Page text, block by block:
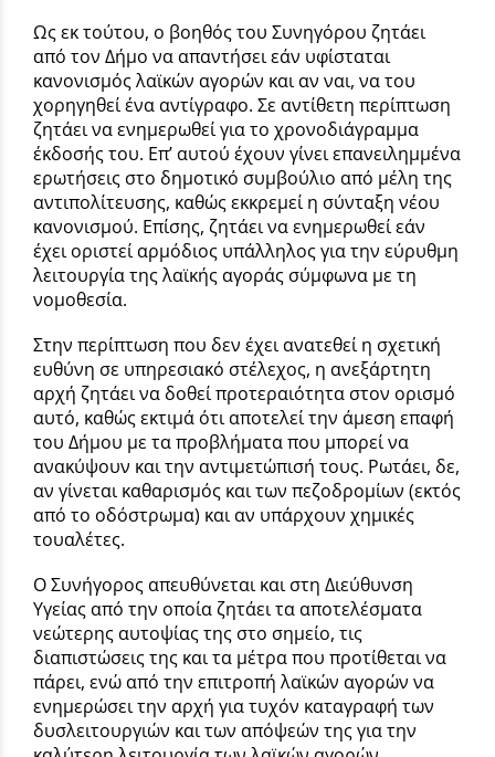
Ως εκ τούτου, ο βοηθός του Συνηγόρου ζητάει
από τον Δήμο να απαντήσει εάν υφίσταται
κανονισμός λαϊκών αγορών και αν ναι, να του
χορηγηθεί ένα αντίγραφο. Σε αντίθετη περίπτωση
ζητάει να ενημερωθεί για το χρονοδιάγραμμα
έκδοσής του. Επ’ αυτού έχουν γίνει επανειλημμένα
ερωτήσεις στο δημοτικό συμβούλιο από μέλη της
αντιπολίτευσης, καθώς εκκρεμεί η σύνταξη νέου
κανονισμού. Επίσης, ζητάει να ενημερωθεί εάν
έχει οριστεί αρμόδιος υπάλληλος για την εύρυθμη
λειτουργία της λαϊκής αγοράς σύμφωνα με τη
νομοθεσία.
Στην περίπτωση που δεν έχει ανατεθεί η σχετική
ευθύνη σε υπηρεσιακό στέλεχος, η ανεξάρτητη
αρχή ζητάει να δοθεί προτεραιότητα στον ορισμό
αυτό, καθώς εκτιμά ότι αποτελεί την άμεση επαφή
του Δήμου με τα προβλήματα που μπορεί να
ανακύψουν και την αντιμετώπισή τους. Ρωτάει, δε,
αν γίνεται καθαρισμός και των πεζοδρομίων (εκτός
από το οδόστρωμα) και αν υπάρχουν χημικές
τουαλέτες.
Ο Συνήγορος απευθύνεται και στη Διεύθυνση
Υγείας από την οποία ζητάει τα αποτελέσματα
νεώτερης αυτοψίας της στο σημείο, τις
διαπιστώσεις της και τα μέτρα που προτίθεται να
πάρει, ενώ από την επιτροπή λαϊκών αγορών να
ενημερώσει την αρχή για τυχόν καταγραφή των
δυσλειτουργιών και των απόψεών της για την